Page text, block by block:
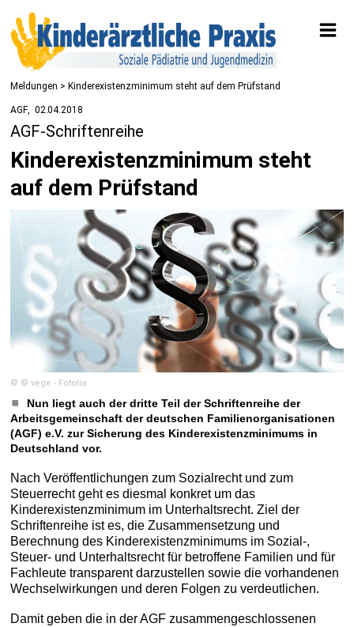
Meldungen > Kinderexistenzminimum steht auf dem Prüfstand
AGF 02.04.2018
AGF-Schriftenreihe
Kinderexistenzminimum steht
auf dem Prüfstand
© © vege - Fotolia
Nun liegt auch der dritte Teil der Schriftenreihe der
Arbeitsgemeinschaft der deutschen Familienorganisationen
(AGF) e.V. zur Sicherung des Kinderexistenzminimums in
Deutschland vor.
Nach Veröffentlichungen zum Sozialrecht und zum
Steuerrecht geht es diesmal konkret um das
Kinderexistenzminimum im Unterhaltsrecht. Ziel der
Schriftenreihe ist es, die Zusammensetzung und
Berechnung des Kinderexistenzminimums im Sozial-,
Steuer- und Unterhaltsrecht für betroffene Familien und für
Fachleute transparent darzustellen sowie die vorhandenen
Wechselwirkungen und deren Folgen zu verdeutlichen.
Damit geben die in der AGF zusammengeschlossenen